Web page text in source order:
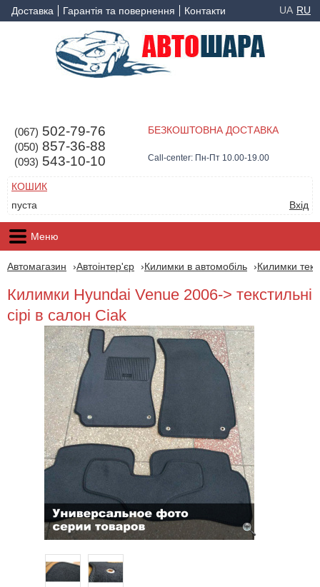
Доставка Гарантія та повернення Контакти UA RU
(067) 502-79-76
(050) 857-36-88
(093) 543-10-10
БЕЗКОШТОВНА ДОСТАВКА
Call-center: Пн-Пт 10.00-19.00
КОШИК
пуста
Вхід
Меню
Автомагазин Автоінтер'єр Килимки в автомобіль Килимки
Килимки Hyundai Venue 2006-> текстильні
сірі в салон Ciak